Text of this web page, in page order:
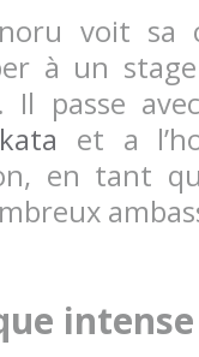
voit sa
à un
Il passe
et a
en tant
intense